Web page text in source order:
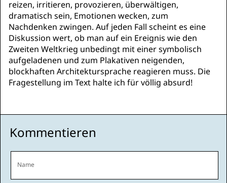
reizen, irritieren, provozieren, überwältigen,
dramatisch sein, Emotionen wecken, zum
Nachdenken zwingen. Auf jeden Fall scheint es eine
Diskussion wert, ob man auf ein Ereignis wie den
Zweiten Weltkrieg unbedingt mit einer symbolisch
aufgeladenen und zum Plakativen neigenden,
blockhaften Architektursprache reagieren muss. Die
Fragestellung im Text halte ich für völlig absurd!
Kommentieren
Name